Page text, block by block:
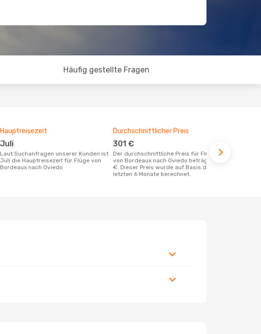
Häufig gestellte Fragen
Hauptreisezeit
Juli
Laut Suchanfragen unserer Kunden ist
Juli die Hauptreisezeit für Flüge von
Bordeaux nach Oviedo
Durchschnittlicher Preis
301 €
Der durchschnittliche Preis für Flüge
von Bordeaux nach Oviedo beträgt 301
€. Dieser Preis wurde auf Basis der
letzten 6 Monate berechnet.